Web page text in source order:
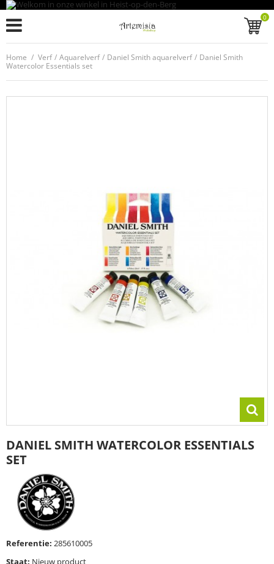
0
Home / Verf / Aquarelverf / Daniel Smith aquarelverf / Daniel Smith
Watercolor Essentials set
DANIEL SMITH WATERCOLOR ESSENTIALS
SET
Referentie: 285610005
Staat: Nieuw product